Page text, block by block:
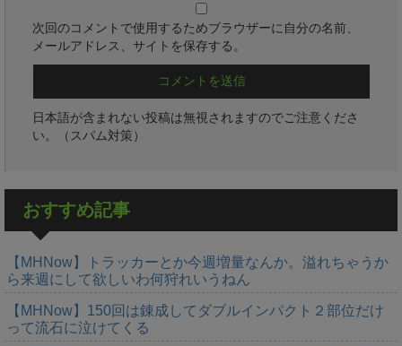
次回のコメントで使用するためブラウザーに自分の名前、
メールアドレス、サイトを保存する。
日本語が含まれない投稿は無視されますのでご注意くださ
い。（スパム対策）
おすすめ記事
【MHNow】トラッカーとか今週増量なんか。溢れちゃうか
ら来週にして欲しいわ何狩れいうねん
【MHNow】150回は錬成してダブルインパクト２部位だけ
って流石に泣けてくる